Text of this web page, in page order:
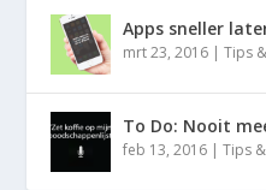
Apps sneller
mrt 23, 2016 |Tips
To Do: Nooit
feb 13, 2016 |Tips